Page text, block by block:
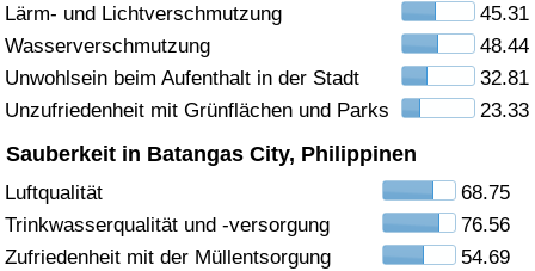
Lärm- und Lichtverschmutzung
45.31
Wasserverschmutzung
48.44
Unwohlsein beim Aufenthalt in der Stadt
32.81
Unzufriedenheit mit Grünflächen und Parks
23.33
Sauberkeit in Batangas City, Philippinen
Luftqualität
68.75
Trinkwasserqualität und -versorgung
76.56
Zufriedenheit mit der Müllentsorgung
54.69
Kriminalitäts-Index
Kriminalitätsindex nach Land
Gesundheitsversorgungs-Index (aktuell)
Gesundheitsversorgungs-Index